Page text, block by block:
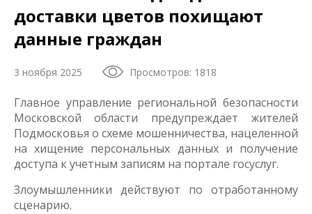
доставки цветов похищают
данные граждан
3 ноября 2025 Просмотров: 1818
Главное управление региональной безопасности
Московской области предупреждает жителей
Подмосковья о схеме мошенничества, нацеленной
на хищение персональных данных и получение
доступа к учетным записям на портале госуслуг.
Злоумышленники действуют по отработанному
сценарию.